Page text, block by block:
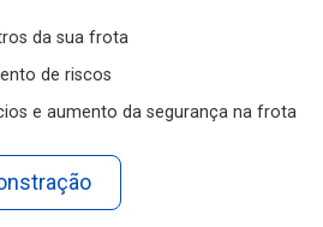
da sua frota
de riscos
e aumento da segurança na frota